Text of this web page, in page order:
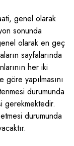
genel olarak
sonunda
olarak en geç
sayfalarında
her iki
yapılmasını
durumunda
gerekmektedir.
durumunda